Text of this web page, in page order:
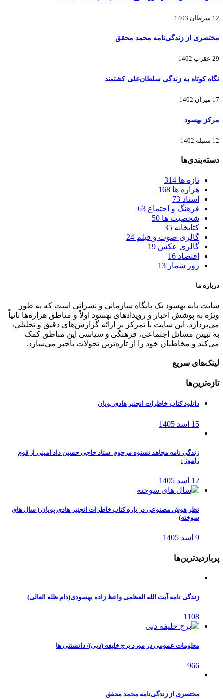
12 سرطان 1403
مختصری از زندگی‌نامه محمد محقق
29 عقرب 1402
نگاه کوتاه به زندگی سلطان‌علی کشتمند
17 میزان 1402
مرکز بهسود
12 سنبله 1402
دسته‌بندی‌ها
تازه ها 314
هزاره ها 168
اسناد 73
فرهنگ و اجتماع 63
شخصیت ها 50
کتابخانه 35
گالری صوت و فیلم 24
گالری عکس 19
اقتصاد 16
روز شمار 13
درباره ما
سایت بابه بهسود یک پایگاه سازمانی و نشراتی است که به طور
ویژه به پوشش اخبار و رویدادهای بهسود اولاً و مناطق هزاره‌ها ثانیاً
می‌پردازد. این سایت با تمرکز بر ارائه گزارش‌های دقیق و تحلیلی،
به تبیین مسائل اجتماعی، فرهنگی و سیاسی این مناطق کمک
می‌کند و مخاطبان خود را از تازه‌ترین تحولات باخبر می‌سازد.
لینک‌های سریع
تازه‌ترین‌ها
دانلود کتاب خاطرات انجنیر هادی پویان
15 اسد 1405
زندگی نامه مجاهد نستوه مرحوم استاد حاجی حسین داد امینی از قوم
راموز :
12 اسد 1405
نظر هوش مصنوعی در باره کتاب خاطرات انجنیر هادی پویان ( سال های
سوخته)
9 اسد 1405
پربازدیدترین‌ها
زندگی نامه آیت الله العظمی واعظ زاده بهسودی(دام ظله العالی)
1108
معلومات عمومی در مورد برج خلیفه (دبی)/ دانستنی ها
966
مختصری از زندگی‌نامه محمد محقق